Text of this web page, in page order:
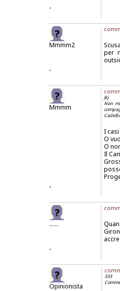
.
Mmmm2
per
.
Mmmm
Jkj
Non
I
O
O
Il
.
......
.
Opinionista
333